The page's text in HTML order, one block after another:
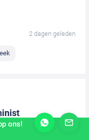
2 dagen geleden
ons!